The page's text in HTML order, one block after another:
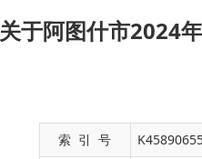
关于阿图什市2024
索 引 号